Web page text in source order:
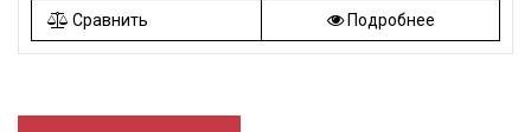
Сравнить Подробнее